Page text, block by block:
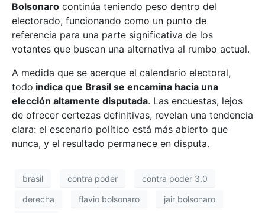
Bolsonaro continúa teniendo peso dentro del
electorado, funcionando como un punto de
referencia para una parte significativa de los
votantes que buscan una alternativa al rumbo actual.
A medida que se acerque el calendario electoral,
todo indica que Brasil se encamina hacia una
elección altamente disputada. Las encuestas, lejos
de ofrecer certezas definitivas, revelan una tendencia
clara: el escenario político está más abierto que
nunca, y el resultado permanece en disputa.
brasil contra poder contra poder 3.0
derecha flavio bolsonaro jair bolsonaro